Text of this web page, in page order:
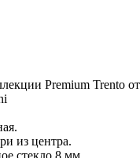
Premium Trento
из центра.
стекло 8 мм.